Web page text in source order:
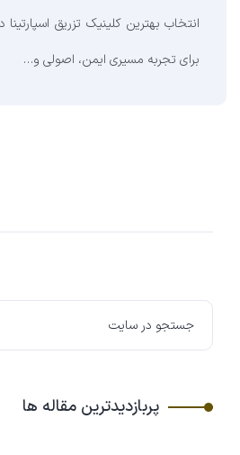
انتخاب بهترین کلینیک تزریق
برای تجربه مسیری ایمن، اصولی و…
پربازدیدترین مقاله ها